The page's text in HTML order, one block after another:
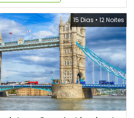
15 Dias • 12 Noites